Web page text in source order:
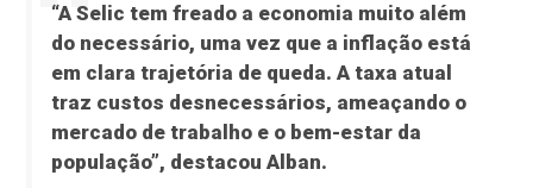
“A Selic tem freado a economia muito além
do necessário, uma vez que a inflação está
em clara trajetória de queda. A taxa atual
traz custos desnecessários, ameaçando o
mercado de trabalho e o bem-estar da
população”, destacou Alban.